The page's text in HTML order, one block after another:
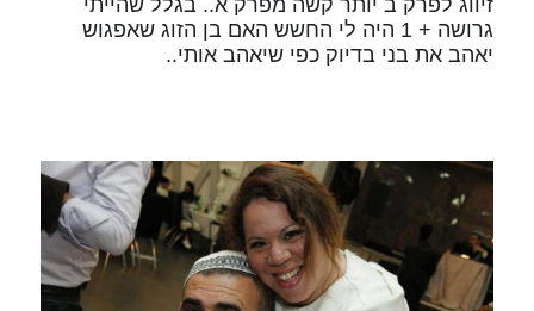
גרושה + 1 היה לי החשש האם בן הזוג שאפגוש
יאהב את בני בדיוק כפי שיאהב אותי..